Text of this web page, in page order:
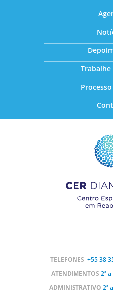
Trabalhe
TELEFONES +55 38
ATENDIMENTOS 2ª
ADMINISTRATIVO 2ª